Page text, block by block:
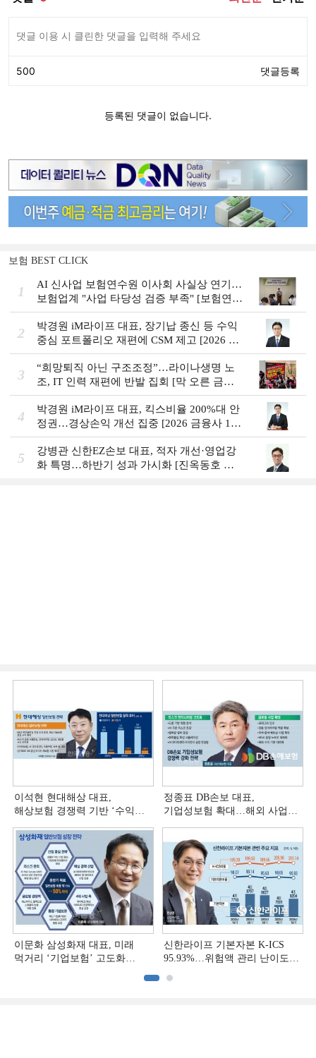
보험 BEST CLICK
1
AI 신사업 보험연수원 이사회 사실상 연기…
보험업계 "사업 타당성 검증 부족" [보험연수
원 AI사업 논란]
2
박경원 iM라이프 대표, 장기납 종신 등 수익
중심 포트폴리오 재편에 CSM 제고 [2026 금
융사 상반기 실적]
3
“희망퇴직 아닌 구조조정”…라이나생명 노
조, IT 인력 재편에 반발 집회 [막 오른 금융
권 하투(夏鬪)]
4
박경원 iM라이프 대표, 킥스비율 200%대 안
정권…경상손익 개선 집중 [2026 금융사 1분
기 실적]
5
강병관 신한EZ손보 대표, 적자 개선·영업강
화 특명…하반기 성과 가시화 [진옥동호 신
이석현 현대해상 대표,
해상보험 경쟁력 기반 ‘수익
(3)]
정종표 DB손보 대표,
기업성보험 확대…해외 사업
이문화 삼성화재 대표, 미래
먹거리 ‘기업보험’ 고도화
신한라이프 기본자본 K-ICS
95.93%…위험액 관리 난이도